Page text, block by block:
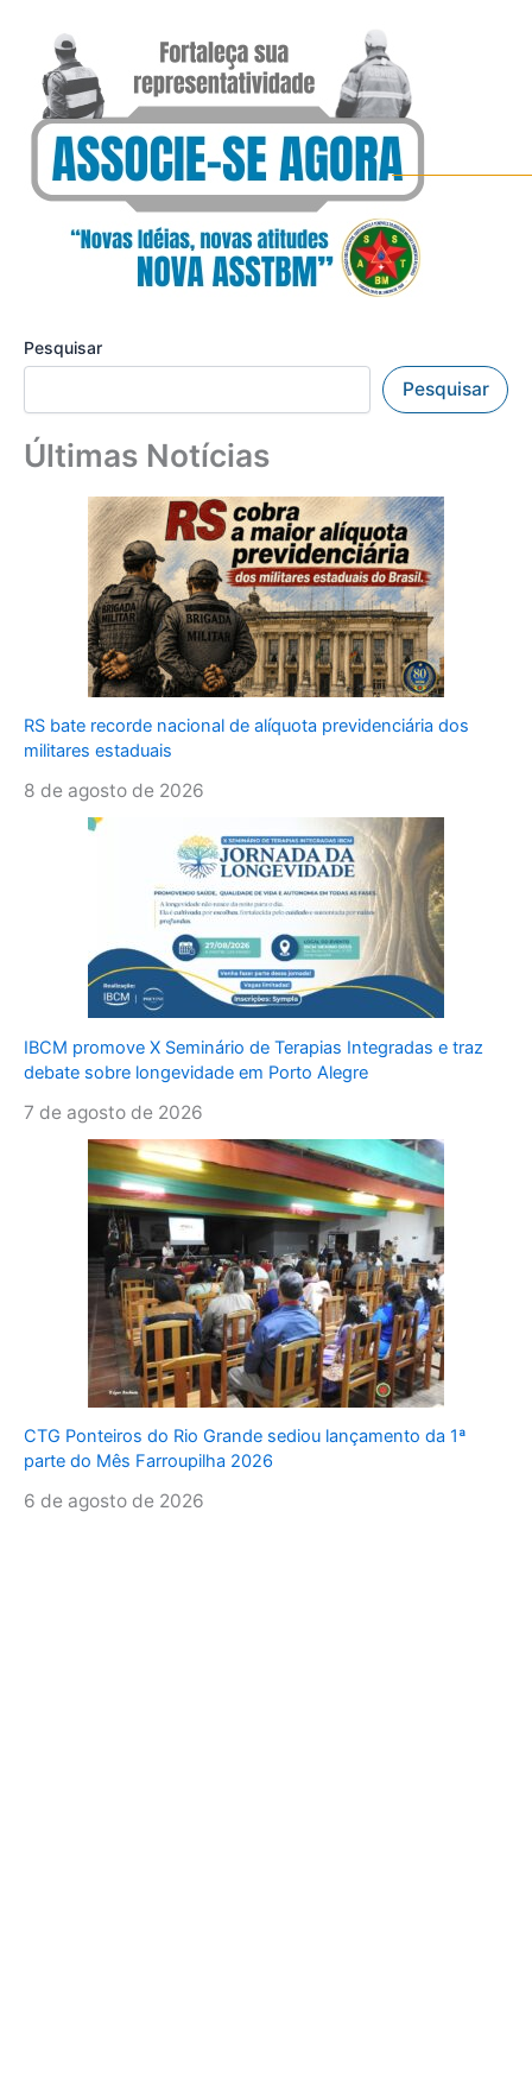
Pesquisar
Pesquisar
Últimas Notícias
RS bate recorde nacional de alíquota previdenciária dos
militares estaduais
8 de agosto de 2026
IBCM promove X Seminário de Terapias Integradas e traz
debate sobre longevidade em Porto Alegre
7 de agosto de 2026
CTG Ponteiros do Rio Grande sediou lançamento da 1ª
parte do Mês Farroupilha 2026
6 de agosto de 2026